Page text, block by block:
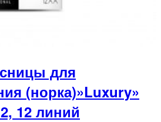
для
(норка)»Luxury»
12 линий